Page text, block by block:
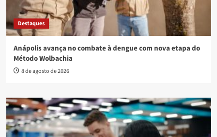
Destaques
Anápolis avança no combate à dengue com nova etapa do
Método Wolbachia
8 de agosto de 2026